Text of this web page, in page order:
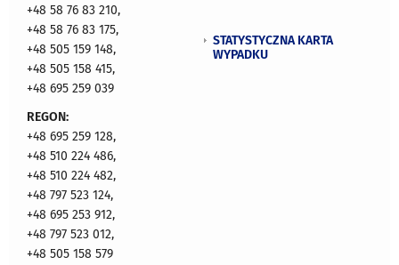
+48 58 76 83 210,
+48 58 76 83 175,
+48 505 159 148,
+48 505 158 415,
+48 695 259 039
REGON:
+48 695 259 128,
+48 510 224 486,
+48 510 224 482,
+48 797 523 124,
+48 695 253 912,
+48 797 523 012,
+48 505 158 579
STATYSTYCZNA KARTA
WYPADKU